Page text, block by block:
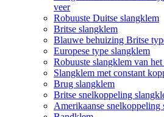
veer
Robuuste Duitse slangklem
Britse slangklem
Blauwe behuizing Britse
Europese type slangklem
Robuuste slangklem van
Slangklem met constant
Brug slangklem
Britse snelkoppeling
Amerikaanse snelkoppeling